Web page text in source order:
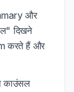
और
दिखने
करते हैं और
काउंसल